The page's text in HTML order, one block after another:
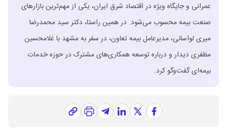
عمرانی و جایگاه ویژه در اقتصاد شرق ایران، یکی از مهم‌ترین بازارهای
صنعت بیمه محسوب می‌شود. در همین راستا، دکتر سید محمدرضا
میری لواسانی، مدیرعامل بیمه تعاون، در سفر به مشهد با غلامحسین
مظفری دیدار و درباره توسعه همکاری‌های مشترک در حوزه خدمات
بیمه‌ای گفت‌وگو کرد.